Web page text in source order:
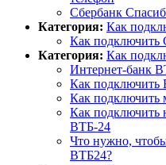
Сбербанк
Категория: Как
Как подключить
Категория: Как
Интернет-банк
Как
Как подключить
Как подключить
ВТБ-24
Что нужно,
ВТБ24?